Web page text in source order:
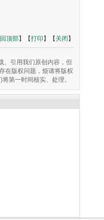
顶部】【打印 】【 关闭 】
、引用我们原创内容，但
在版权问题，烦请将版权
第一时间核实、处理。